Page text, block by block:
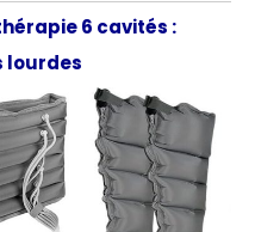
6 cavités :
lourdes